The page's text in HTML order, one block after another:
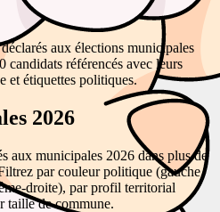
aux élections municipales
candidats référencés avec leurs
et étiquettes politiques.
2026
aux municipales 2026 dans plus de
par couleur politique (gauche,
droite), par profil territorial
taille de commune.